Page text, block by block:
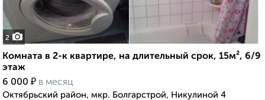
2
Комната в 2-к квартире, на длительный срок, 15м², 6/9
этаж
6 000 ₽ в месяц
Октябрьский район, мкр. Болгарстрой, Никулиной 4